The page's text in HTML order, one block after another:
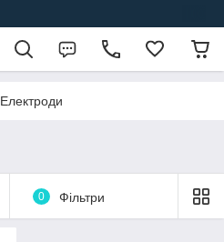
Електроди
0 Фільтри